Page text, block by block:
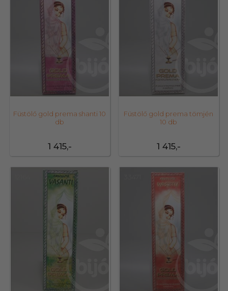
1 415,-
Füstölő gold prema shanti 10
db
1 415,-
Füstölő gold prema tömjén
10 db